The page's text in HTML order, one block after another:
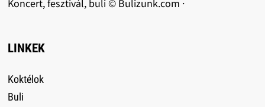
Koncert, fesztivál, buli © Bulizunk.com ·
LINKEK
Koktélok
Buli